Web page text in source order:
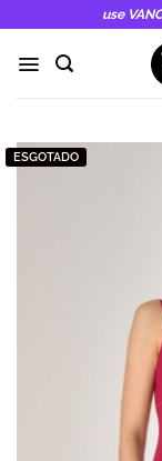
content
use
ESGOTADO